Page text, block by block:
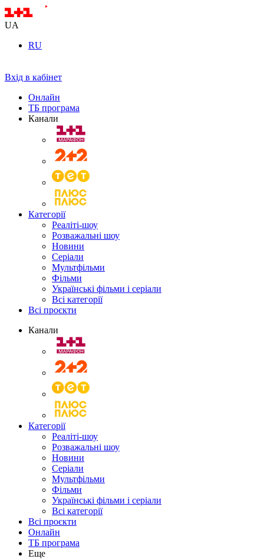
UA
RU
Вхід в кабінет
Онлайн
ТБ програма
Канали
Категорії
Реаліті-шоу
Розважальні шоу
Новини
Серіали
Мультфільми
Фільми
Українські фільми і серіали
Всі категорії
Всі проєкти
Канали
Категорії
Реаліті-шоу
Розважальні шоу
Новини
Серіали
Мультфільми
Фільми
Українські фільми і серіали
Всі категорії
Всі проєкти
Онлайн
ТБ програма
Еще